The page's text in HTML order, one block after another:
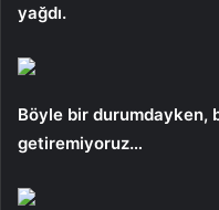
yağdı.
Böyle bir durumdayken,
getiremiyoruz…